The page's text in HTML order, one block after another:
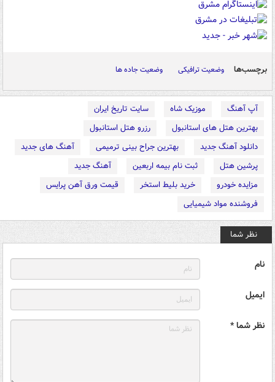
برچسب‌ها وضعیت ترافیکی وضعیت جاده ها
آپ آهنگ موزیک شاه
سایت تاریخ ایران
بهترین هتل های استانبول
رزرو هتل استانبول
دانلود آهنگ جدید
بهترین جراح بینی ترمیمی
آهنگ های جدید
پرشین هتل
ثبت نام بیمه اربعین
آهنگ جدید
مزایده خودرو
خرید بلیط استخر
قیمت ورق آهن پرایس
فروشنده مواد شیمیایی
نظر شما
نام
ایمیل
نظر شما *